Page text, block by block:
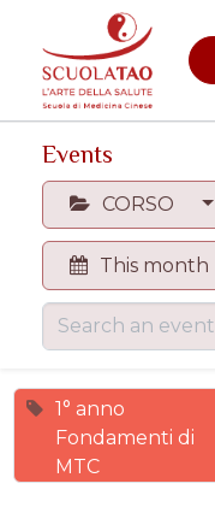
Events
CORSO
This month
1° anno
Fondamenti di
MTC